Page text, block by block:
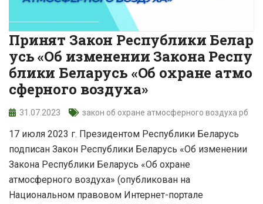
Принят Закон Республики Белар
усь «Об изменении Закона Респу
блики Беларусь «Об охране атмо
сферного воздуха»
31.07.2023 закон об охране атмосферного воздуха рб
17 июля 2023 г. Президентом Республики Беларусь
подписан Закон Республики Беларусь «Об изменении
Закона Республики Беларусь «Об охране
атмосферного воздуха» (опубликован на
Национальном правовом Интернет-портале